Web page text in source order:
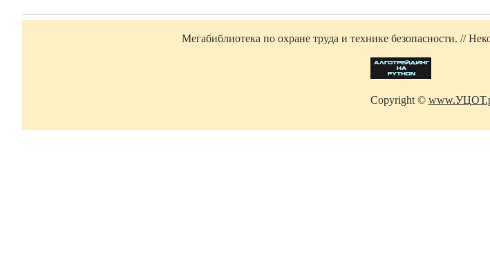
Мегабиблиотека по охране труда и технике безопасности. //
Copyright ©